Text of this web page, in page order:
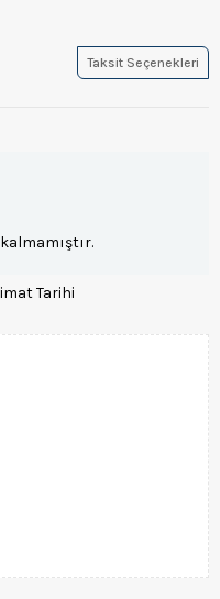
Taksit Seçenekleri
Tarihi